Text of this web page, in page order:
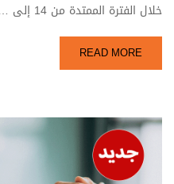
خلال الفترة الممتدة من 14 إلى …
READ MORE